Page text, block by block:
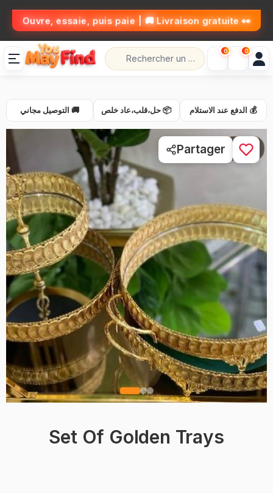
👀 Ouvre, essaie, puis paie | 🚚 Livraison gratuite
Set Of Golden Trays
🚚 التوصيل مجاني 📦 حل،قلب،عاد خلص 💰 الدفع عند الاستلام
1 / 3
Partager
0 0